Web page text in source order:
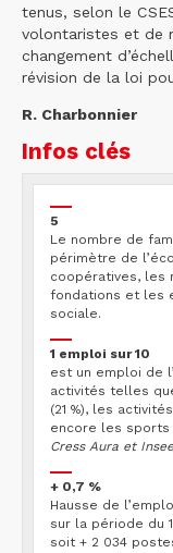
tenus, selon le
volontaristes et de
changement
révision de la loi
R. Charbonnier
Infos clés
5
Le nombre de
périmètre de
coopératives, les
fondations et les
sociale.
1 emploi sur 10
est un emploi de
activités telles
(21 %), les
encore les sports
Cress Aura et Insee
+ 0,7 %
Hausse de
sur la période du
soit + 2 034